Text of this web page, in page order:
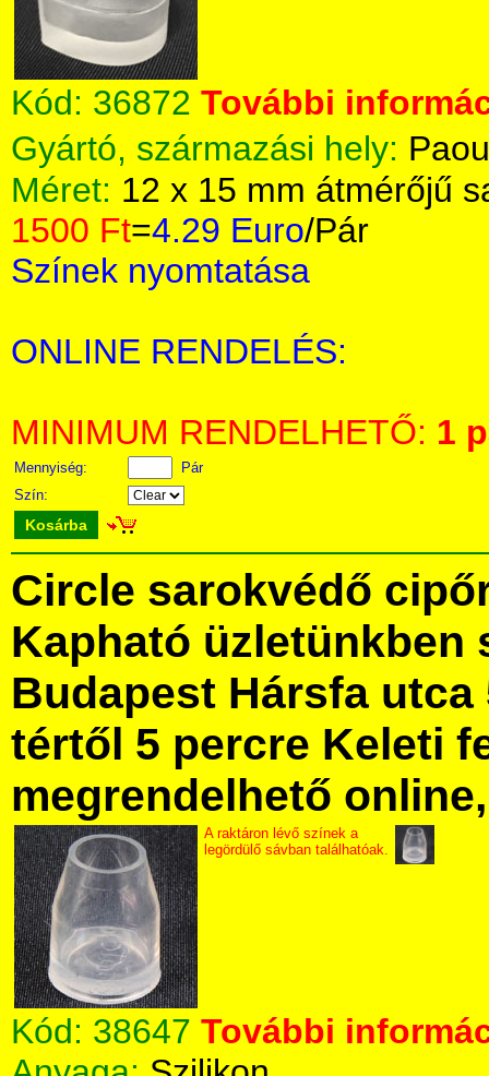
Kód: 36872 További
Gyártó, származási hely:
Méret: 12 x 15 mm átmérőjű
1500 Ft=4.29 Euro/Pár
Színek nyomtatása
ONLINE RENDELÉS:
MINIMUM RENDELHETŐ: 1
Mennyiség:
Pár
Szín:
Kosárba
Circle sarokvédő
Kapható üzletünkben
Budapest Hársfa utca
tértől 5 percre Keleti
megrendelhető
A raktáron lévő színek a
legördülő sávban találhatóak.
Kód: 38647 További